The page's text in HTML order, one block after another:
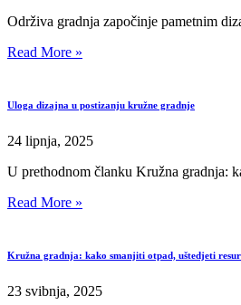
Održiva gradnja započinje pametnim
Read More »
Uloga dizajna u postizanju kružne gradnje
24 lipnja, 2025
U prethodnom članku Kružna gradnja:
Read More »
Kružna gradnja: kako smanjiti otpad, uštedjeti
23 svibnja, 2025